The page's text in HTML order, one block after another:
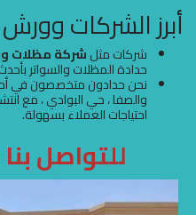
أبرز الشركات
شركات مثلشركة مظلات
حدادة المظلات والسواتر
نحن حدادون متخصصون في أحياء
والصفا ، حي البوادي ، مع
احتياجات العملاء بسهولة.
للتواصل بنا 0500441479